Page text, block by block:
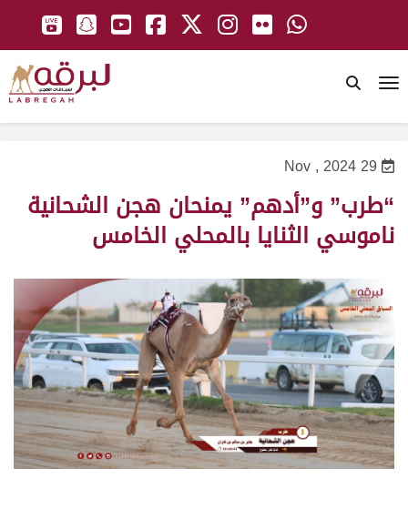
29 Nov , 2024
“طرب” و”أدهم” يمنحان هجن الشحانية
ناموسي الثنايا بالمحلي الخامس